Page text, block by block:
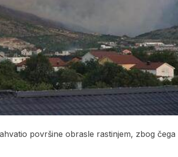
površine obrasle rastinjem, zbog čega